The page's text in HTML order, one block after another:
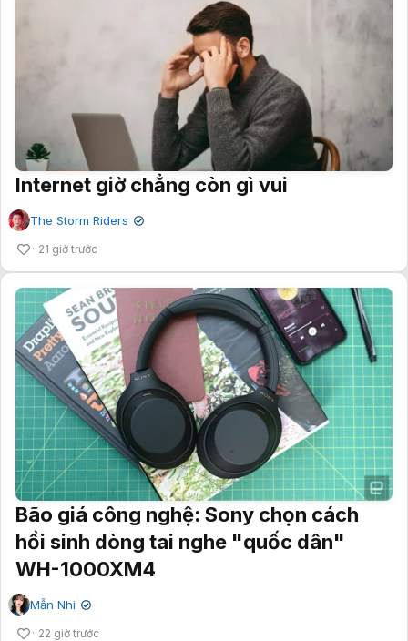
Internet giờ chẳng còn gì vui
The Storm Riders ✔
21 giờ trước
Bão giá công nghệ: Sony chọn cách
hồi sinh dòng tai nghe "quốc dân"
WH-1000XM4
Mẫn Nhi ✔
22 giờ trước